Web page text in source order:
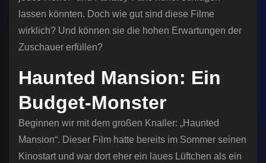
lassen könnten. Doch wie gut sind diese Filme
wirklich? Und können sie die hohen Erwartungen der
Zuschauer erfüllen?
Haunted Mansion: Ein
Budget-Monster
Beginnen wir mit dem großen Knaller: „Haunted
Mansion“. Dieser Film hatte bereits im Sommer seinen
Kinostart und war dort eher ein laues Lüftchen als ein